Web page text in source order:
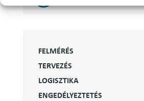
FELMÉRÉS
TERVEZÉS
LOGISZTIKA
ENGEDÉLYEZTETÉS